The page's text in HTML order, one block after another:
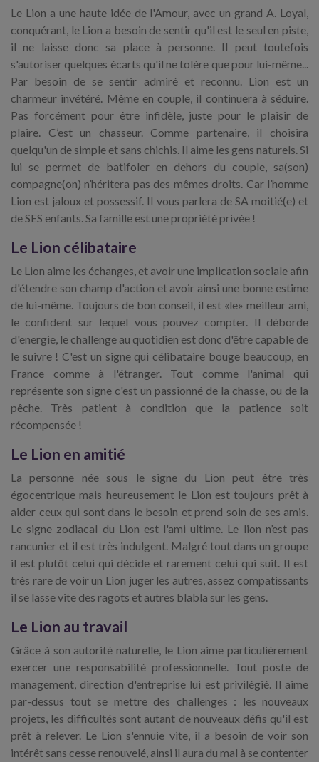
Le Lion a une haute idée de l'Amour, avec un grand A. Loyal,
conquérant, le Lion a besoin de sentir qu'il est le seul en piste,
il ne laisse donc sa place à personne. Il peut toutefois
s'autoriser quelques écarts qu'il ne tolère que pour lui-même...
Par besoin de se sentir admiré et reconnu. Lion est un
charmeur invétéré. Même en couple, il continuera à séduire.
Pas forcément pour être infidèle, juste pour le plaisir de
plaire. C’est un chasseur. Comme partenaire, il choisira
quelqu'un de simple et sans chichis. Il aime les gens naturels. Si
lui se permet de batifoler en dehors du couple, sa(son)
compagne(on) n’héritera pas des mêmes droits. Car l’homme
Lion est jaloux et possessif. Il vous parlera de SA moitié(e) et
de SES enfants. Sa famille est une propriété privée !
Le Lion célibataire
Le Lion aime les échanges, et avoir une implication sociale afin
d'étendre son champ d'action et avoir ainsi une bonne estime
de lui-même. Toujours de bon conseil, il est «le» meilleur ami,
le confident sur lequel vous pouvez compter. Il déborde
d'energie, le challenge au quotidien est donc d'être capable de
le suivre ! C'est un signe qui célibataire bouge beaucoup, en
France comme à l'étranger. Tout comme l'animal qui
représente son signe c'est un passionné de la chasse, ou de la
pêche. Très patient à condition que la patience soit
récompensée !
Le Lion en amitié
La personne née sous le signe du Lion peut être très
égocentrique mais heureusement le Lion est toujours prêt à
aider ceux qui sont dans le besoin et prend soin de ses amis.
Le signe zodiacal du Lion est l'ami ultime. Le lion n’est pas
rancunier et il est très indulgent. Malgré tout dans un groupe
il est plutôt celui qui décide et rarement celui qui suit. Il est
très rare de voir un Lion juger les autres, assez compatissants
il se lasse vite des ragots et autres blabla sur les gens.
Le Lion au travail
Grâce à son autorité naturelle, le Lion aime particulièrement
exercer une responsabilité professionnelle. Tout poste de
management, direction d'entreprise lui est privilégié. Il aime
par-dessus tout se mettre des challenges : les nouveaux
projets, les difficultés sont autant de nouveaux défis qu'il est
prêt à relever. Le Lion s'ennuie vite, il a besoin de voir son
intérêt sans cesse renouvelé, ainsi il aura du mal à se contenter